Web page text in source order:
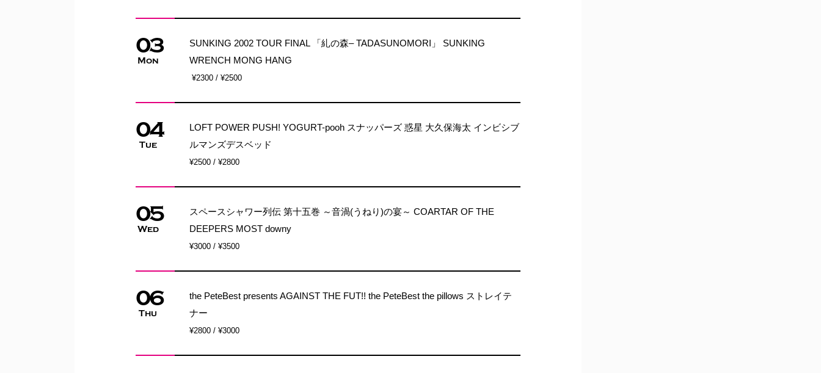
03
Mon
SUNKING 2002 TOUR FINAL 「糺の森– TADASUNOMORI」 SUNKING
WRENCH MONG HANG
¥2300 / ¥2500
04
Tue
LOFT POWER PUSH! YOGURT-pooh スナッパーズ 惑星 大久保海太 インビシブ
ルマンズデスベッド
¥2500 / ¥2800
05
Wed
スペースシャワー列伝 第十五巻 ～音渦(うねり)の宴～ COARTAR OF THE
DEEPERS MOST downy
¥3000 / ¥3500
06
Thu
the PeteBest presents AGAINST THE FUT!! the PeteBest the pillows ストレイテ
ナー
¥2800 / ¥3000